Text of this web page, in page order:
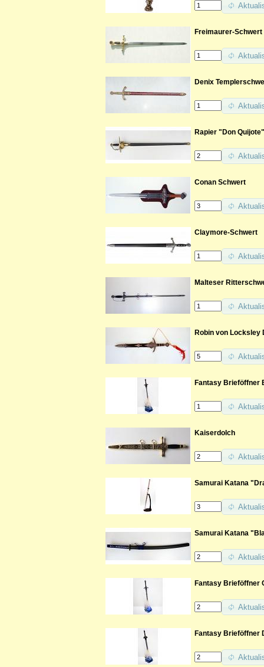
Freimaurer-Schwert
Denix
Rapier "Don Quijote"
Conan Schwert
Claymore-Schwert
Malteser
Robin von Locksley
Fantasy Brieföffner
Kaiserdolch
Samurai Katana
Samurai Katana
Fantasy Brieföffner
Fantasy Brieföffner